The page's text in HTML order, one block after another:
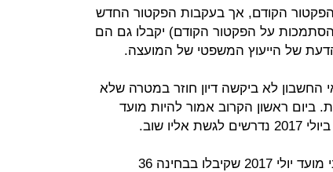
הקודם, אך בעקבות הפקטור החדש
על הפקטור הקודם) יקבלו גם הם
של הייעוץ המשפטי של המועצה.
לא ביקשה דיון חוזר במטרה שלא
ביום ראשון הקרוב אמור להיות מועד
שוב.
בשעות אלה מתקשרת המועצה לכל נבחני מועד יולי 2017 שקיבלו בבחינה 36